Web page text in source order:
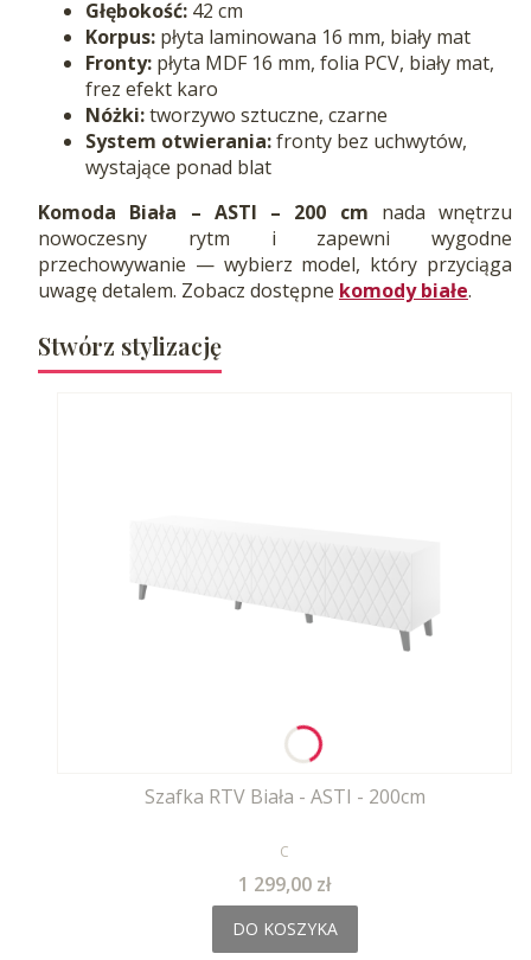
Głębokość: 42 cm
Korpus: płyta laminowana 16 mm, biały mat
Fronty: płyta MDF 16 mm, folia PCV, biały mat,
frez efekt karo
Nóżki:tworzywo sztuczne, czarne
System otwierania:fronty bez uchwytów,
wystające ponad blat
Komoda Biała – ASTI – 200 cm nada wnętrzu
nowoczesny rytm i zapewni wygodne
przechowywanie — wybierz model, który przyciąga
uwagę detalem. Zobacz dostępne komody białe.
Stwórz stylizację
Szafka RTV Biała - ASTI - 200cm
PRODUCENT
C
Cena
1 299,00 zł
DO KOSZYKA